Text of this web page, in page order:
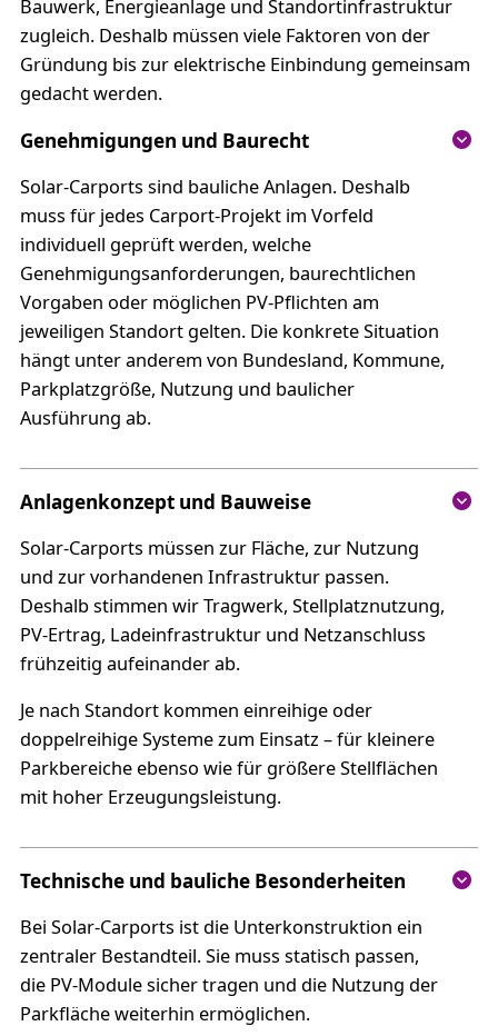
Bauwerk, Energieanlage und Standortinfrastruktur
zugleich. Deshalb müssen viele Faktoren von der
Gründung bis zur elektrische Einbindung gemeinsam
gedacht werden.
Genehmigungen und Baurecht
Solar-Carports sind bauliche Anlagen. Deshalb
muss für jedes Carport-Projekt im Vorfeld
individuell geprüft werden, welche
Genehmigungsanforderungen, baurechtlichen
Vorgaben oder möglichen PV-Pflichten am
jeweiligen Standort gelten. Die konkrete Situation
hängt unter anderem von Bundesland, Kommune,
Parkplatzgröße, Nutzung und baulicher
Ausführung ab.
Anlagenkonzept und Bauweise
Solar-Carports müssen zur Fläche, zur Nutzung
und zur vorhandenen Infrastruktur passen.
Deshalb stimmen wir Tragwerk, Stellplatznutzung,
PV-Ertrag, Ladeinfrastruktur und Netzanschluss
frühzeitig aufeinander ab.
Je nach Standort kommen einreihige oder
doppelreihige Systeme zum Einsatz – für kleinere
Parkbereiche ebenso wie für größere Stellflächen
mit hoher Erzeugungsleistung.
Technische und bauliche Besonderheiten
Bei Solar-Carports ist die Unterkonstruktion ein
zentraler Bestandteil. Sie muss statisch passen,
die PV-Module sicher tragen und die Nutzung der
Parkfläche weiterhin ermöglichen.